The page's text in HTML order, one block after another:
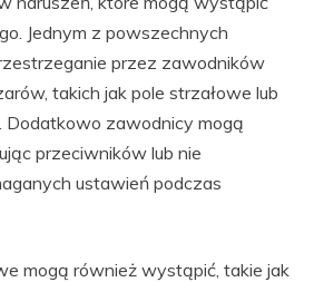
Jednym z powszechnych
przez zawodników
takich jak pole strzałowe lub
Dodatkowo zawodnicy mogą
przeciwników lub nie
ustawień podczas
mogą również wystąpić, takie jak